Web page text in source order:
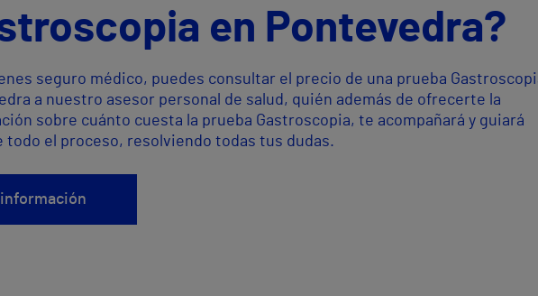
en Pontevedra?
seguro médico, puedes consultar el precio de una prueba
a nuestro asesor personal de salud, quién además de ofrecerte la
sobre cuánto cuesta la prueba Gastroscopia, te acompañará y guiará
todo el proceso, resolviendo todas tus dudas.
información